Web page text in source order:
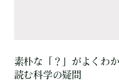
素朴な「？」がよくわ
読む科学の疑問